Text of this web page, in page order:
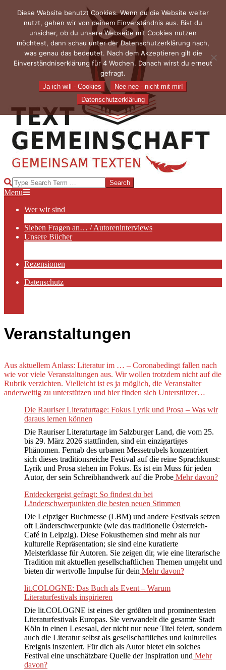
content
TEXTGEMEINSCHAFT
Search
Primary
Menu
Menu
Wer wir sind
Sieben Fragen an… / Autoreninterviews
Unsere Bücher
Rezensionen
Datenschutz
Veranstaltungen
Aus aktuellem Anlass: Literatur im … – Coronabedingt fallen nach
wie vor viele Veranstaltungen aus. Wir wollen trotzdem nicht auf die
Rubrik verzichten. Vielleicht ist es ja möglich, die Veranstalter
anderweitig zu unterstützen und hier finden sich Unterstützer…
Die Rauriser Literaturtage: Fokus Lyrik und Prosa – Was wir
daraus lernen können
Die Rauriser Literaturtage im Salzburger Land, die vom 25.
bis 29. März 2026 stattfinden, sind ein einzigartiges
Phänomen. Fernab des urbanen Messetrubels konzentriert
sich dieses traditionsreiche Festival auf die reine Sprachkunst:
Lyrik und Prosa stehen im Fokus. Es ist ein Muss für jeden
Autor, der sein Schreibhandwerk auf die Probe Mehr davon?
Entdeckergeist gefragt: So findest du bei
Länderschwerpunkten die besten neuen Stimmen
Die Leipziger Buchmesse (LBM) und andere Festivals setzen
oft Länderschwerpunkte (wie das traditionelle Österreich-
Café in Leipzig). Diese Fokusthemen sind mehr als nur
kulturelle Repräsentation; sie sind eine kuratierte
Meisterklasse für Autoren. Sie zeigen dir, wie eine literarische
Tradition mit aktuellen gesellschaftlichen Themen umgeht und
bieten dir wertvolle Impulse für dein Mehr davon?
lit.COLOGNE: Das Buch als Event – Warum
Literaturfestivals inspirieren
Die lit.COLOGNE ist eines der größten und prominentesten
Literaturfestivals Europas. Sie verwandelt die gesamte Stadt
Köln in einen Lesesaal, der nicht nur neue Titel feiert, sondern
auch die Literatur selbst als gesellschaftliches und kulturelles
Ereignis inszeniert. Für dich als Autor bietet ein solches
Festival eine unschätzbare Quelle der Inspiration und Mehr
davon?
Diese Website benutzt Cookies. Wenn du die Website weiter
nutzt, gehen wir von deinem Einverständnis aus. Bist du
unsicher, ob du unsere Webseite mit Cookies nutzen
möchtest, dann schau unter der Datenschutzerklärung nach,
was genau das bedeutet. Nach dem Akzeptieren gilt die
Einverständniserklärung für 4 Wochen. Danach wirst du erneut
gefragt.
Ja ich will - Cookies
Nee nee - nicht mit mir!
Datenschutzerklärung